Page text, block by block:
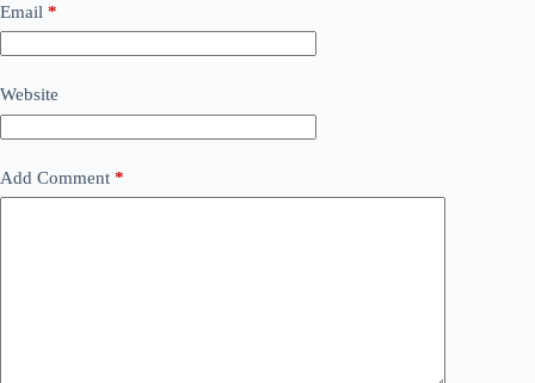
Email *
Website
Add Comment *